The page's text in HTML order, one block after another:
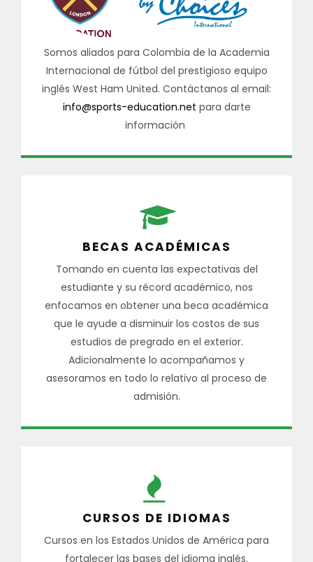
Somos aliados para Colombia de la Academia
Internacional de fútbol del prestigioso equipo
inglés West Ham United. Contáctanos al email:
info@sports-education.net para darte
información
BECAS ACADÉMICAS
Tomando en cuenta las expectativas del
estudiante y su récord académico, nos
enfocamos en obtener una beca académica
que le ayude a disminuir los costos de sus
estudios de pregrado en el exterior.
Adicionalmente lo acompañamos y
asesoramos en todo lo relativo al proceso de
admisión.
CURSOS DE IDIOMAS
Cursos en los Estados Unidos de América para
fortalecer las bases del idioma inglés.